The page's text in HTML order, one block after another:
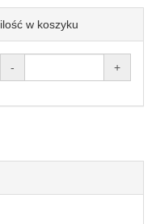
ilość w koszyku
- +